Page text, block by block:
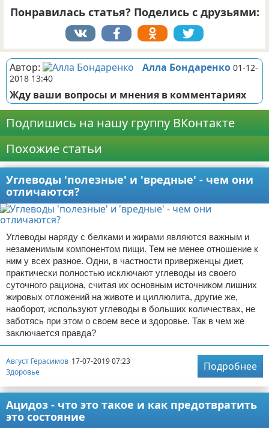
Понравилась статья? Поделись с друзьями:
Автор: Алла Бондаренко 01-12-
2018 13:40
Жду ваши вопросы и мнения в комментариях
Подпишись на нашу группу ВКонтакте
Похожие статьи
Углеводы 'полезные' и 'вредные' - чем они
отличаются?
Углеводы наряду с белками и жирами являются важным и
незаменимым компонентом пищи. Тем не менее отношение к
ним у всех разное. Одни, в частности приверженцы диет,
практически полностью исключают углеводы из своего
суточного рациона, считая их основным источником лишних
жировых отложений на животе и циллюлита, другие же,
наоборот, используют углеводы в больших количествах, не
заботясь при этом о своем весе и здоровье. Так в чем же
заключается правда?
Август Герасимов 17-07-2019 07:23
Здоровье
Подробнее
Ацидоз - что это такое и как предотвратить
это состояние